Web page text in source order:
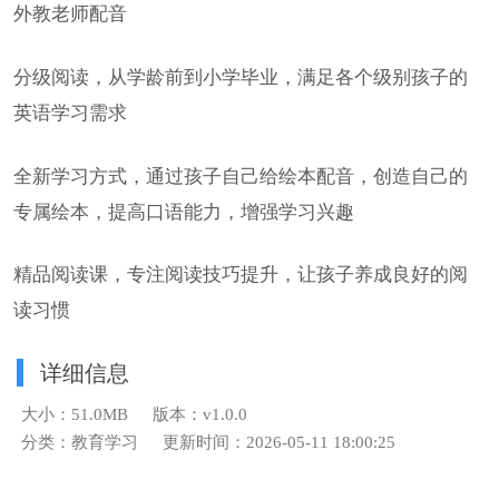
外教老师配音
分级阅读，从学龄前到小学毕业，满足各个级别孩子的
英语学习需求
全新学习方式，通过孩子自己给绘本配音，创造自己的
专属绘本，提高口语能力，增强学习兴趣
精品阅读课，专注阅读技巧提升，让孩子养成良好的阅
读习惯
详细信息
大小：51.0MB
版本：v1.0.0
分类：教育学习
更新时间：2026-05-11 18:00:25